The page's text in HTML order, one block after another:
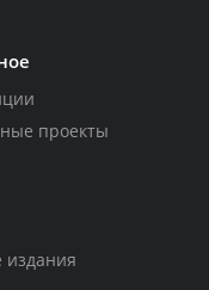
проекты
издания